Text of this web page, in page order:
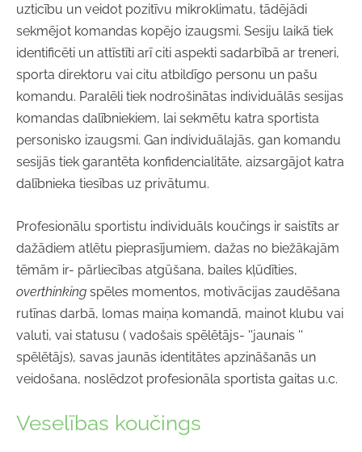
uzticību un veidot pozitīvu mikroklimatu, tādējādi
sekmējot komandas kopējo izaugsmi. Sesiju laikā tiek
identificēti un attīstīti arī citi aspekti sadarbībā ar treneri,
sporta direktoru vai citu atbildīgo personu un pašu
komandu. Paralēli tiek nodrošinātas individuālās sesijas
komandas dalībniekiem, lai sekmētu katra sportista
personisko izaugsmi. Gan individuālajās, gan komandu
sesijās tiek garantēta konfidencialitāte, aizsargājot katra
dalībnieka tiesības uz privātumu.
Profesionālu sportistu individuāls koučings ir saistīts ar
dažādiem atlētu pieprasījumiem, dažas no biežākajām
tēmām ir- pārliecības atgūšana, bailes kļūdīties,
overthinking spēles momentos, motivācijas zaudēšana
rutīnas darbā, lomas maiņa komandā, mainot klubu vai
valuti, vai statusu ( vadošais spēlētājs- ''jaunais ''
spēlētājs), savas jaunās identitātes apzināšanās un
veidošana, noslēdzot profesionāla sportista gaitas u.c.
Veselības koučings